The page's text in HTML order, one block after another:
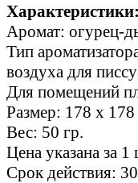
Характеристики:
Аромат: огурец-
Тип
воздуха для
Для помещений
Размер: 178 х
Вес: 50 гр.
Цена указана за
Срок действия: